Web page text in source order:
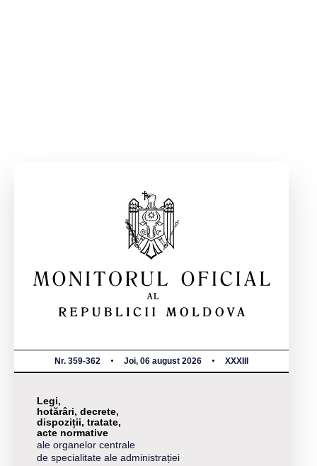
Nr. 359-362 Joi, 06 august 2026 XXXIII
Legi,
hotărâri, decrete,
dispoziții, tratate,
acte normative
ale organelor centrale
de specialitate ale administrației